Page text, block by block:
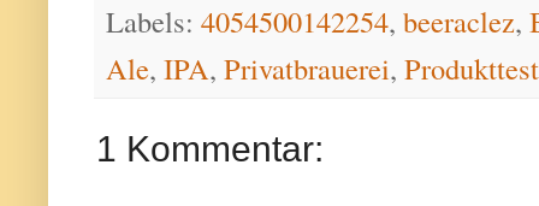
Labels: 4054500142254, beeraclez,
Ale, IPA, Privatbrauerei, Produkttest
1 Kommentar: